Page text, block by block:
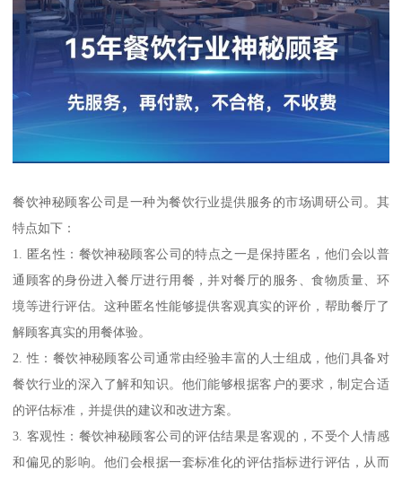
餐饮神秘顾客公司是一种为餐饮行业提供服务的市场调研公司。其
特点如下：
1. 匿名性：餐饮神秘顾客公司的特点之一是保持匿名，他们会以普
通顾客的身份进入餐厅进行用餐，并对餐厅的服务、食物质量、环
境等进行评估。这种匿名性能够提供客观真实的评价，帮助餐厅了
解顾客真实的用餐体验。
2. 性：餐饮神秘顾客公司通常由经验丰富的人士组成，他们具备对
餐饮行业的深入了解和知识。他们能够根据客户的要求，制定合适
的评估标准，并提供的建议和改进方案。
3. 客观性：餐饮神秘顾客公司的评估结果是客观的，不受个人情感
和偏见的影响。他们会根据一套标准化的评估指标进行评估，从而